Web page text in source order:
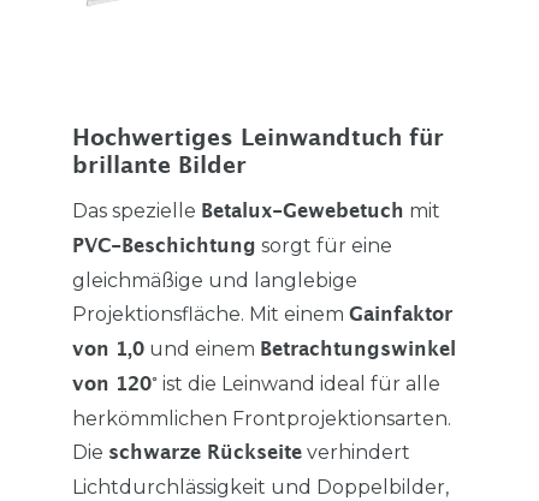
Hochwertiges Leinwandtuch für
brillante Bilder
Das spezielle Betalux-Gewebetuch mit
PVC-Beschichtung sorgt für eine
gleichmäßige und langlebige
Projektionsfläche. Mit einem Gainfaktor
von 1,0 und einem Betrachtungswinkel
von 120° ist die Leinwand ideal für alle
herkömmlichen Frontprojektionsarten.
Die schwarze Rückseite verhindert
Lichtdurchlässigkeit und Doppelbilder,